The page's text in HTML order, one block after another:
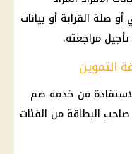
صلة القرابة أو بيانات
مراجعته.
التموين
من خدمة ضم
البطاقة من الفئات